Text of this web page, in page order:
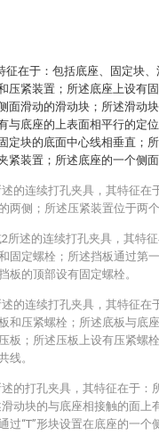
征在于：包括底座、固定块
压紧装置；所述底座上设有
面滑动的滑动块；所述滑动
与底座的上表面相平行的定
定块的底面中心线相垂直；
紧装置；所述底座的一个侧面
的连续打孔夹具，其特征在
两侧；所述压紧装置位于两个
所述的连续打孔夹具，其特
固定螺栓；所述挡板通过第
板的顶部设有固定螺栓。
的连续打孔夹具，其特征在
和压紧螺栓；所述底板与底
板；所述压板上设有压紧螺
线。
的打孔夹具，其特征在于：
动块的与底座相接触的面上
过“T”形块设置在底座的一个